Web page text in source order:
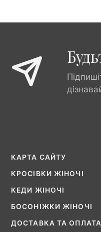
КАРТА САЙТУ
КРОСІВКИ ЖІНОЧІ
КЕДИ ЖІНОЧІ
БОСОНІЖКИ ЖІНОЧІ
ДОСТАВКА ТА ОПЛАТА